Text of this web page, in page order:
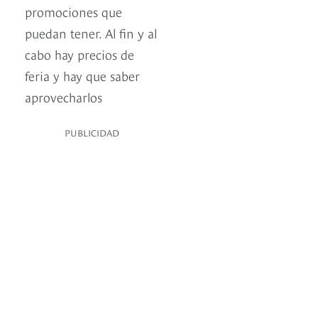
promociones que
puedan tener. Al fin y al
cabo hay precios de
feria y hay que saber
aprovecharlos
PUBLICIDAD